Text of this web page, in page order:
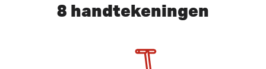
8 handtekeningen